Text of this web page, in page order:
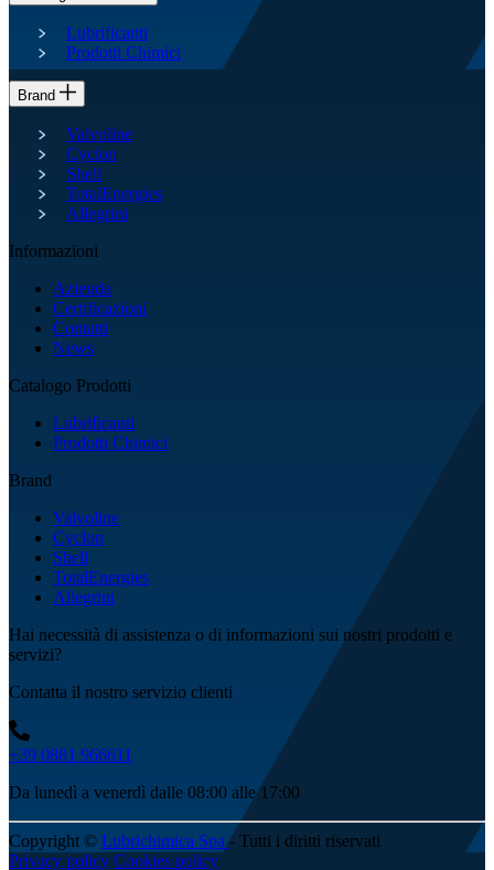
Lubrificanti
Prodotti Chimici
Brand
Valvoline
Cyclon
Shell
TotalEnergies
Allegrini
Informazioni
Azienda
Certificazioni
Contatti
News
Catalogo Prodotti
Lubrificanti
Prodotti Chimici
Brand
Valvoline
Cyclon
Shell
TotalEnergies
Allegrini
Hai necessità di assistenza o di informazioni sui nostri prodotti e
servizi?
Contatta il nostro servizio clienti
+39 0881 966611
Da lunedì a venerdì dalle 08:00 alle 17:00
Copyright © Lubrichimica Spa- Tutti i diritti riservati
Privacy policy Cookies policy